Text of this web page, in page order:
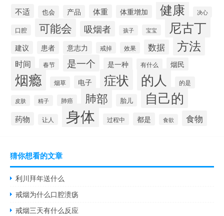
不适 也会 产品 体重 体重增加 健康 决心
口腔 可能会 吸烟者 孩子 宝宝 尼古丁
建议 患者 意志力 戒掉 效果 数据 方法
时间 春节 是一个 是一种 有什么 烟民
烟瘾 烟草 电子 症状 的人 的是
皮肤 精子 肺癌 肺部 胎儿 自己的
药物 让人 身体 过程中 都是 食欲 食物
猜你想看的文章
利川拜年送什么
戒烟为什么口腔溃疡
戒烟三天有什么反应